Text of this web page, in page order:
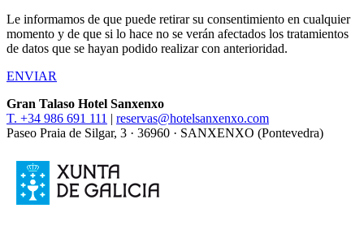
Le informamos de que puede retirar su consentimiento en cualquier
momento y de que si lo hace no se verán afectados los tratamientos
de datos que se hayan podido realizar con anterioridad.
ENVIAR
Gran Talaso Hotel Sanxenxo
T. +34 986 691 111 | reservas@hotelsanxenxo.com
Paseo Praia de Silgar, 3 · 36960 · SANXENXO (Pontevedra)